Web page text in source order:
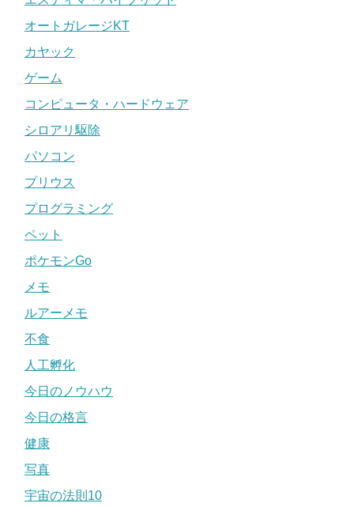
オートガレージKT
カヤック
ゲーム
コンピュータ・ハードウェア
シロアリ駆除
パソコン
プリウス
プログラミング
ペット
ポケモンGo
メモ
ルアーメモ
不食
人工孵化
今日のノウハウ
今日の格言
健康
写真
宇宙の法則10